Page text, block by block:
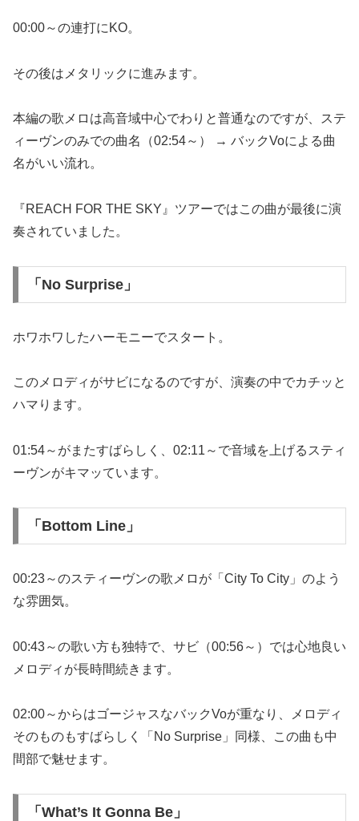
00:00～の連打にKO。
その後はメタリックに進みます。
本編の歌メロは高音域中心でわりと普通なのですが、ステ
ィーヴンのみでの曲名（02:54～） → バックVoによる曲
名がいい流れ。
『REACH FOR THE SKY』ツアーではこの曲が最後に演
奏されていました。
「No Surprise」
ホワホワしたハーモニーでスタート。
このメロディがサビになるのですが、演奏の中でカチッと
ハマります。
01:54～がまたすばらしく、02:11～で音域を上げるスティ
ーヴンがキマッています。
「Bottom Line」
00:23～のスティーヴンの歌メロが「City To City」のよう
な雰囲気。
00:43～の歌い方も独特で、サビ（00:56～）では心地良い
メロディが長時間続きます。
02:00～からはゴージャスなバックVoが重なり、メロディ
そのものもすばらしく「No Surprise」同様、この曲も中
間部で魅せます。
「What’s It Gonna Be」